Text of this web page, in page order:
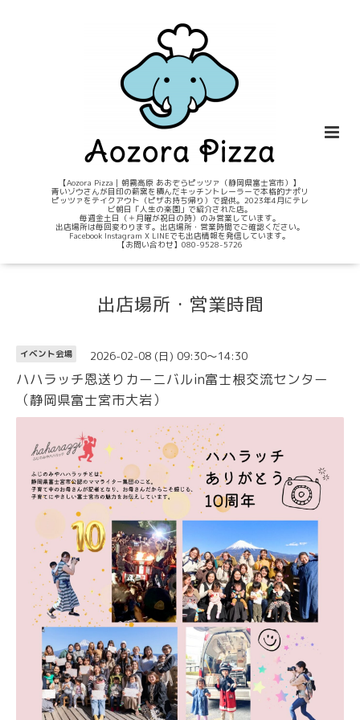
【Aozora Pizza｜朝霧高原 あおぞらピッツァ（静岡県富士宮市）】
青いゾウさんが目印の薪窯を積んだキッチントレーラーで本格的ナポリ
ピッツァをテイクアウト（ピザお持ち帰り）で提供。2023年4月にテレ
ビ朝日「人生の楽園」で紹介された店。
毎週金土日（＋月曜が祝日の時）のみ営業しています。
出店場所は毎回変わります。出店場所・営業時間でご確認ください。
Facebook Instagram X LINEでも出店情報を発信しています。
【お問い合わせ】080-9528-5726
出店場所・営業時間
イベント会場 2026-02-08 (日) 09:30～14:30
ハハラッチ恩送りカーニバルin富士根交流センター
（静岡県富士宮市大岩）